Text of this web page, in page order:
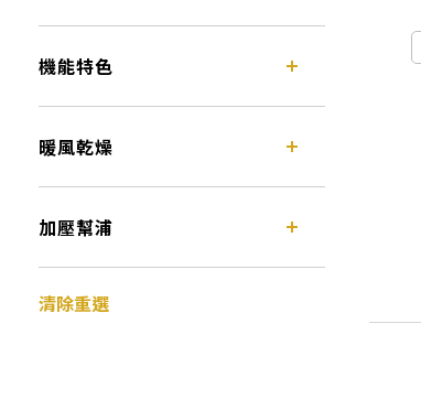
機能特色
暖風乾燥
加壓幫浦
清除重選